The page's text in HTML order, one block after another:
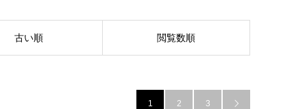
古い順 閲覧数順
1 2 3 